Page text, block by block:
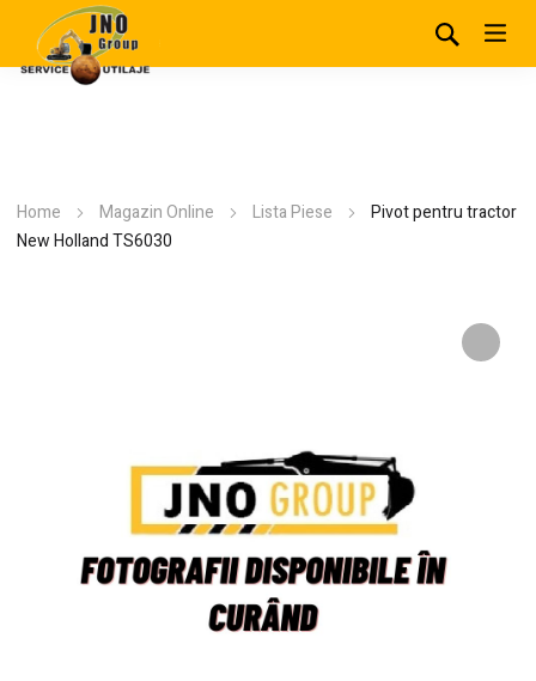
Home Magazin Online Lista Piese
Pivot pentru tractor
New Holland TS6030